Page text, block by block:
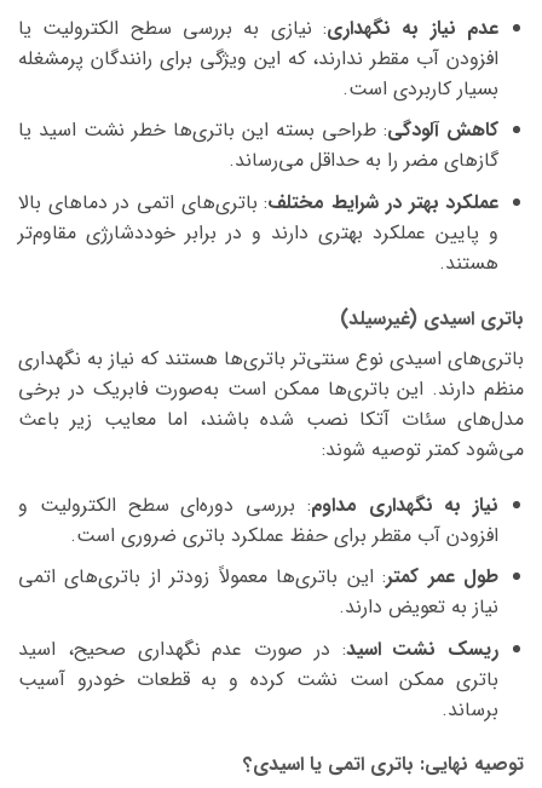
عدم نیاز به نگهداری: نیازی به بررسی سطح الکترولیت یا
افزودن آب مقطر ندارند، که این ویژگی برای رانندگان پرمشغله
بسیار کاربردی است.
کاهش آلودگی: طراحی بسته این باتری‌ها خطر نشت اسید یا
گازهای مضر را به حداقل می‌رساند.
عملکرد بهتر در شرایط مختلف: باتری‌های اتمی در دماهای بالا
و پایین عملکرد بهتری دارند و در برابر خوددشارژی مقاوم‌تر
هستند.
باتری اسیدی (غیرسیلد)
باتری‌های اسیدی نوع سنتی‌تر باتری‌ها هستند که نیاز به نگهداری
منظم دارند. این باتری‌ها ممکن است به‌صورت فابریک در برخی
مدل‌های سئات آتکا نصب شده باشند، اما معایب زیر باعث
می‌شود کمتر توصیه شوند:
نیاز به نگهداری مداوم: بررسی دوره‌ای سطح الکترولیت و
افزودن آب مقطر برای حفظ عملکرد باتری ضروری است.
طول عمر کمتر: این باتری‌ها معمولاً زودتر از باتری‌های اتمی
نیاز به تعویض دارند.
ریسک نشت اسید: در صورت عدم نگهداری صحیح، اسید
باتری ممکن است نشت کرده و به قطعات خودرو آسیب
برساند.
توصیه نهایی: باتری اتمی یا اسیدی؟